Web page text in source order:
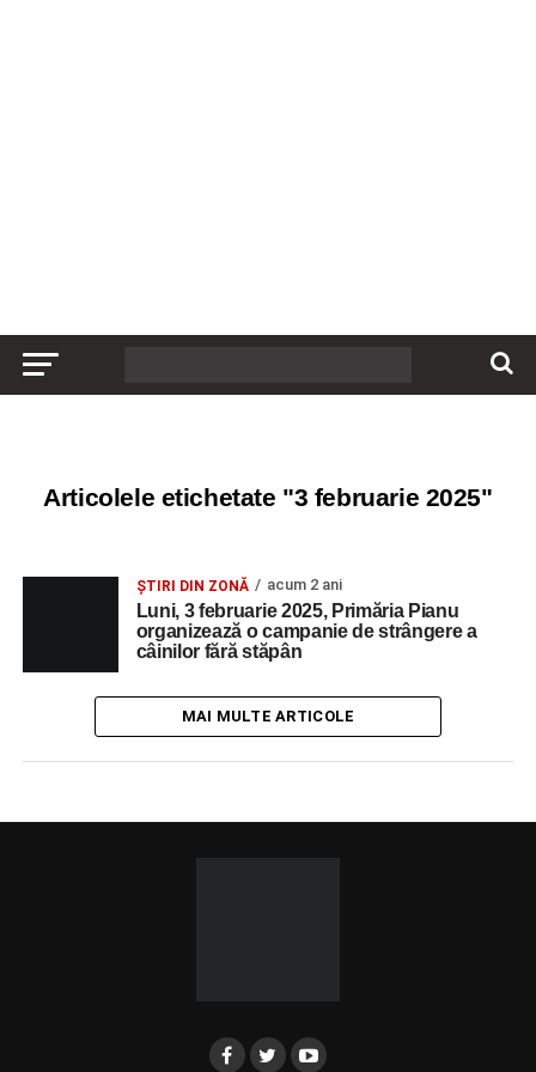
Articolele etichetate "3 februarie 2025"
ȘTIRI DIN ZONĂ acum 2 ani
Luni, 3 februarie 2025, Primăria Pianu
organizează o campanie de strângere a
câinilor fără stăpân
MAI MULTE ARTICOLE